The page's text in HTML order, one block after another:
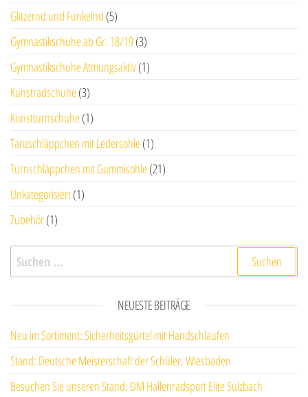
Glitzernd und Funkelnd (5)
Gymnastikschuhe ab Gr. 18/19(3)
Gymnastikschuhe Atmungsaktiv(1)
Kunstradschuhe(3)
Kunstturnschuhe(1)
Tanzschläppchen mit Ledersohle(1)
Turnschläppchen mit Gummisohle(21)
Unkategorisiert(1)
Zubehör(1)
Suchen nach:
NEUESTE BEITRÄGE
Neu im Sortiment: Sicherheitsgürtel mit Handschlaufen
Stand: Deutsche Meisterschaft der Schüler, Wiesbaden
Besuchen Sie unseren Stand: DM Hallenradsport Elite Sulzbach